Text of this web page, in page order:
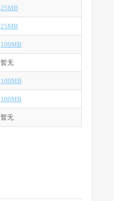
25MB
25MB
100MB
暂无
100MB
100MB
暂无